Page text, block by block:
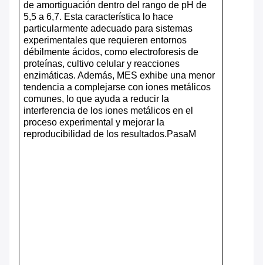
de amortiguación dentro del rango de pH de
5,5 a 6,7. Esta característica lo hace
particularmente adecuado para sistemas
experimentales que requieren entornos
débilmente ácidos, como electroforesis de
proteínas, cultivo celular y reacciones
enzimáticas. Además, MES exhibe una menor
tendencia a complejarse con iones metálicos
comunes, lo que ayuda a reducir la
interferencia de los iones metálicos en el
proceso experimental y mejorar la
reproducibilidad de los resultados.PasaM